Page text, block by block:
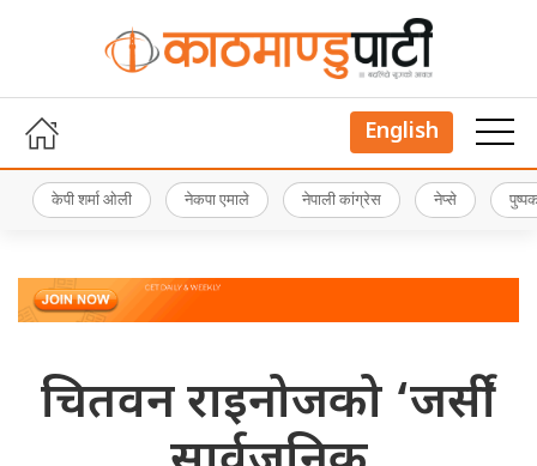
English
केपी शर्मा ओली नेकपा एमाले नेपाली कांग्रेस नेप्से
चितवन राइनोजको ‘जर्सी’